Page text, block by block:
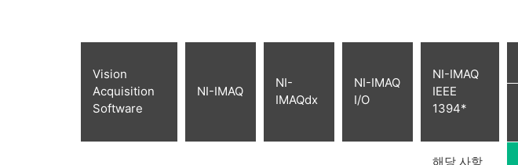
Vision
Acquisition
Software
NI-IMAQ
NI-
IMAQdx
NI-IMAQ
I/O
NI-IMAQ
IEEE
1394*
해당 사항